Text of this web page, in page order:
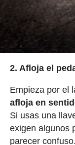
2. Afloja el
Empieza por el
afloja en
Si usas una
exigen algunos
parecer